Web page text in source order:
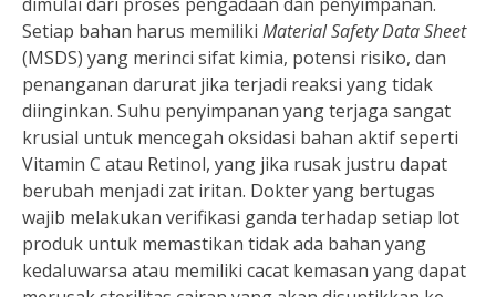
Setiap bahan harus memiliki Material Safety Data Sheet
(MSDS) yang merinci sifat kimia, potensi risiko, dan
penanganan darurat jika terjadi reaksi yang tidak
diinginkan. Suhu penyimpanan yang terjaga sangat
krusial untuk mencegah oksidasi bahan aktif seperti
Vitamin C atau Retinol, yang jika rusak justru dapat
berubah menjadi zat iritan. Dokter yang bertugas
wajib melakukan verifikasi ganda terhadap setiap lot
produk untuk memastikan tidak ada bahan yang
kedaluwarsa atau memiliki cacat kemasan yang dapat